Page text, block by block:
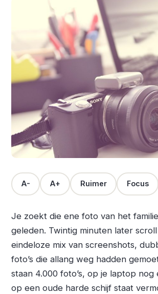
A- A+ Ruimer Focus
Je zoekt die ene foto van het
geleden. Twintig minuten later
eindeloze mix van screenshots,
foto’s die allang weg hadden
staan 4.000 foto’s, op je laptop
op een oude harde schijf staat